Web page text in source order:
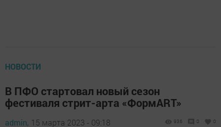
НОВОСТИ
В ПФО стартовал новый сезон
фестиваля стрит-арта «ФормART»
admin, 15 марта 2023 - 09:18 936 0 0